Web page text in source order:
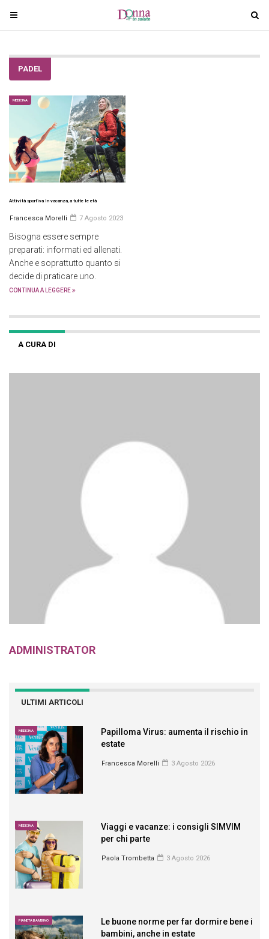
T
o
g
n
g
a
i
o
T
o
g
PADEL
MEDICINA
Attività sportiva in vacanza, a tutte le età
Francesca Morelli 7 Agosto 2023
Bisogna essere sempre
preparati: informati ed allenati.
Anche e soprattutto quanto si
decide di praticare uno.
CONTINUA A LEGGERE
A CURA DI
ADMINISTRATOR
ULTIMI ARTICOLI
MEDICINA
Papilloma Virus: aumenta il rischio in
estate
Francesca Morelli 3 Agosto 2026
MEDICINA
Viaggi e vacanze: i consigli SIMVIM
per chi parte
Paola Trombetta 3 Agosto 2026
PIANETA BAMBINO
Le buone norme per far dormire bene i
bambini, anche in estate